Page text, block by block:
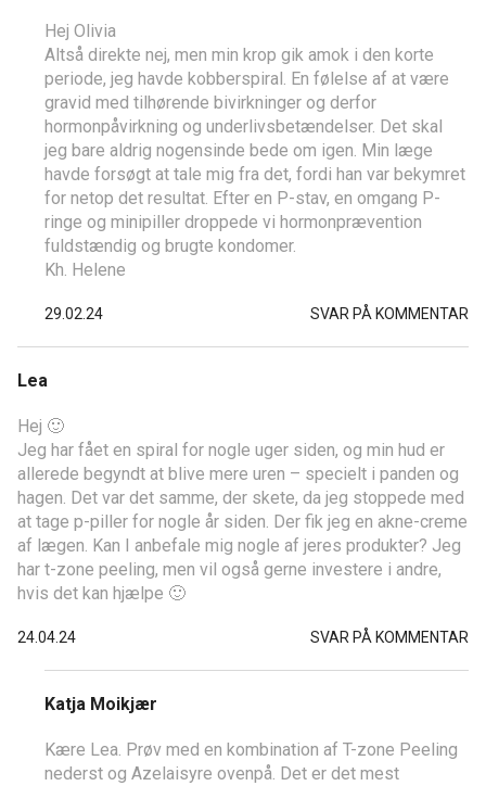
Hej Olivia
Altså direkte nej, men min krop gik amok i den korte
periode, jeg havde kobberspiral. En følelse af at være
gravid med tilhørende bivirkninger og derfor
hormonpåvirkning og underlivsbetændelser. Det skal
jeg bare aldrig nogensinde bede om igen. Min læge
havde forsøgt at tale mig fra det, fordi han var bekymret
for netop det resultat. Efter en P-stav, en omgang P-
ringe og minipiller droppede vi hormonprævention
fuldstændig og brugte kondomer.
Kh. Helene
29.02.24 SVAR PÅ KOMMENTAR
Lea
Hej 🙂
Jeg har fået en spiral for nogle uger siden, og min hud er
allerede begyndt at blive mere uren – specielt i panden og
hagen. Det var det samme, der skete, da jeg stoppede med
at tage p-piller for nogle år siden. Der fik jeg en akne-creme
af lægen. Kan I anbefale mig nogle af jeres produkter? Jeg
har t-zone peeling, men vil også gerne investere i andre,
hvis det kan hjælpe 🙂
24.04.24 SVAR PÅ KOMMENTAR
Katja Moikjær
Kære Lea. Prøv med en kombination af T-zone Peeling
nederst og Azelaisyre ovenpå. Det er det mest